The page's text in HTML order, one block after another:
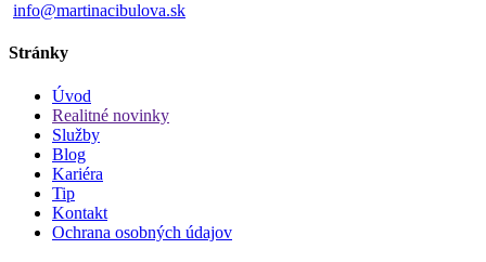
info@martinacibulova.sk
Stránky
Úvod
Realitné novinky
Služby
Blog
Kariéra
Tip
Kontakt
Ochrana osobných údajov